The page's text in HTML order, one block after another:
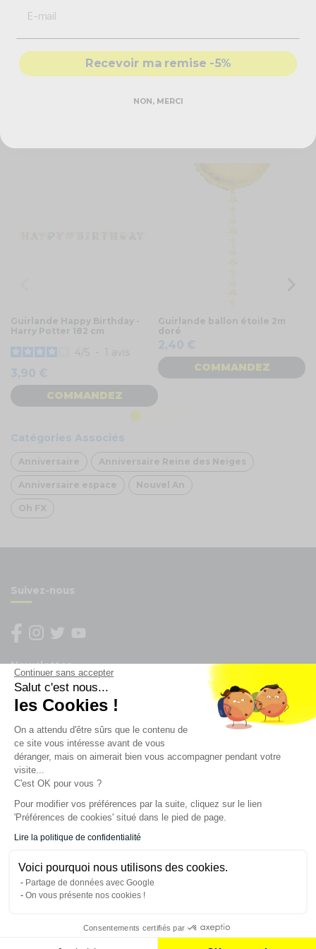
Continuer sans accepter
Salut c'est nous...
les Cookies !
On a attendu d'être sûrs que le contenu de
ce site vous intéresse avant de vous
déranger, mais on aimerait bien vous accompagner pendant votre
visite...
C'est OK pour vous ?
Pour modifier vos préférences par la suite, cliquez sur le lien
'Préférences de cookies' situé dans le pied de page.
Lire la politique de confidentialité
Voici pourquoi nous utilisons des cookies.
Partage de données avec Google
On vous présente nos cookies !
Consentements certifiés par
AJOUTER AU PANIER
Guirlande de fanions
20 drapeaux 20 x 30 cm
Guirlande Happy Birthday -
Harry Potter 182 cm
4 5 - 1 avis
3,90 €
COMMANDEZ
Guirlande ballon étoile 2m
doré
2,40 €
COMMANDEZ
Catégories Associés
Anniversaire Anniversaire Reine des Neiges
Anniversaire espace Nouvel An
Oh FX
Suivez-nous
Newsletter
Enregistrez vous à la newsletter
Restez à l'actualité sur nos produits et les offres du
moment
NOS SERVICES
INFORMATIONS
CONTACT
Recevoir ma remise -5%
NON, MERCI